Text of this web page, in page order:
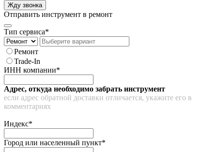
Жду звонка
Отправить инструмент в ремонт
Тип сервиса*
Ремонт
Trade-In
ИНН компании*
Адрес, откуда необходимо забрать инструмент
если адрес обратной доставки отличается, укажите его в
комментариях
Индекс*
Город или населенный пункт*